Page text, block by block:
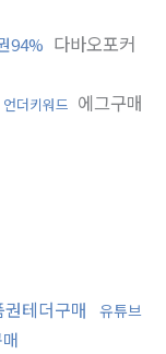
94% 다바오포커
언더키워드 에그구매
테더구매
유튜브